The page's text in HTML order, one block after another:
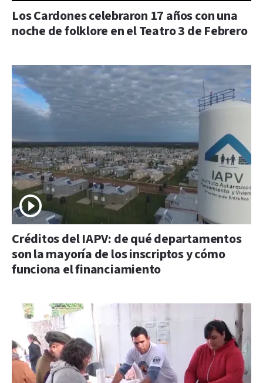
Los Cardones celebraron 17 años con una
noche de folklore en el Teatro 3 de Febrero
Créditos del IAPV: de qué departamentos
son la mayoría de los inscriptos y cómo
funciona el financiamiento